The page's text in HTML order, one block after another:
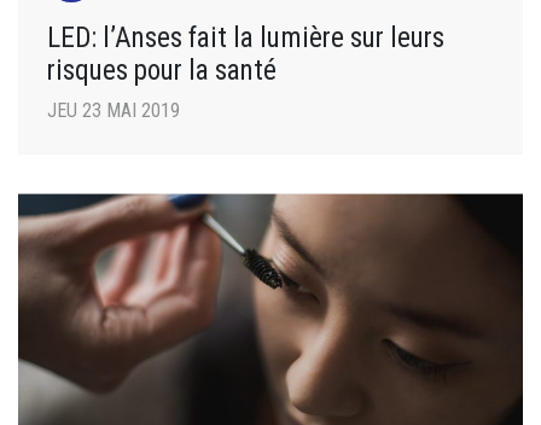
LED: l’Anses fait la lumière sur leurs
risques pour la santé
JEU 23 MAI 2019